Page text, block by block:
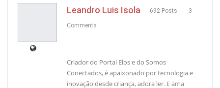
Leandro Luis Isola 692 Posts 3
Comments
Criador do Portal Elos e do Somos
Conectados, é apaixonado por tecnologia e
inovação desde criança, adora ler. E ama